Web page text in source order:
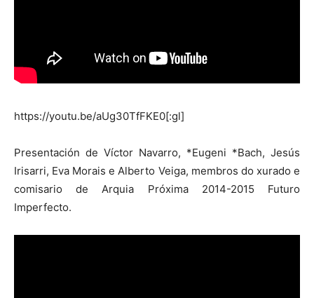
https://youtu.be/aUg30TfFKE0[:gl]
Presentación de Víctor Navarro, *Eugeni *Bach, Jesús
Irisarri, Eva Morais e Alberto Veiga, membros do xurado e
comisario de Arquia Próxima 2014-2015 Futuro
Imperfecto.